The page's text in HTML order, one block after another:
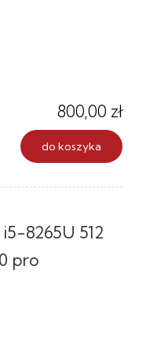
800,00 zł
do koszyka
8265U 512
pro